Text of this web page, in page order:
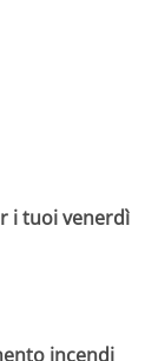
i tuoi venerdì
incendi